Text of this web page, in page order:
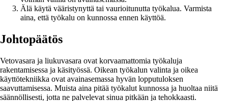
Älä käytä vääristynyttä tai vaurioitunutta työkalua. Varmista
aina, että työkalu on kunnossa ennen käyttöä.
Johtopäätös
Vetovasara ja liukuvasara ovat korvaamattomia työkaluja
rakentamisessa ja käsityössä. Oikean työkalun valinta ja oikea
käyttötekniikka ovat avainasemassa hyvän lopputuloksen
saavuttamisessa. Muista aina pitää työkalut kunnossa ja huoltaa niitä
säännöllisesti, jotta ne palvelevat sinua pitkään ja tehokkaasti.